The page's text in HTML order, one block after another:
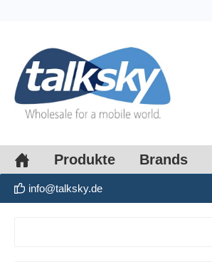
Produkte Brands
info@talksky.de